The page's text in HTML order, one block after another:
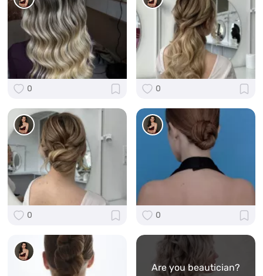
0 0
0 0
Are you beautician?